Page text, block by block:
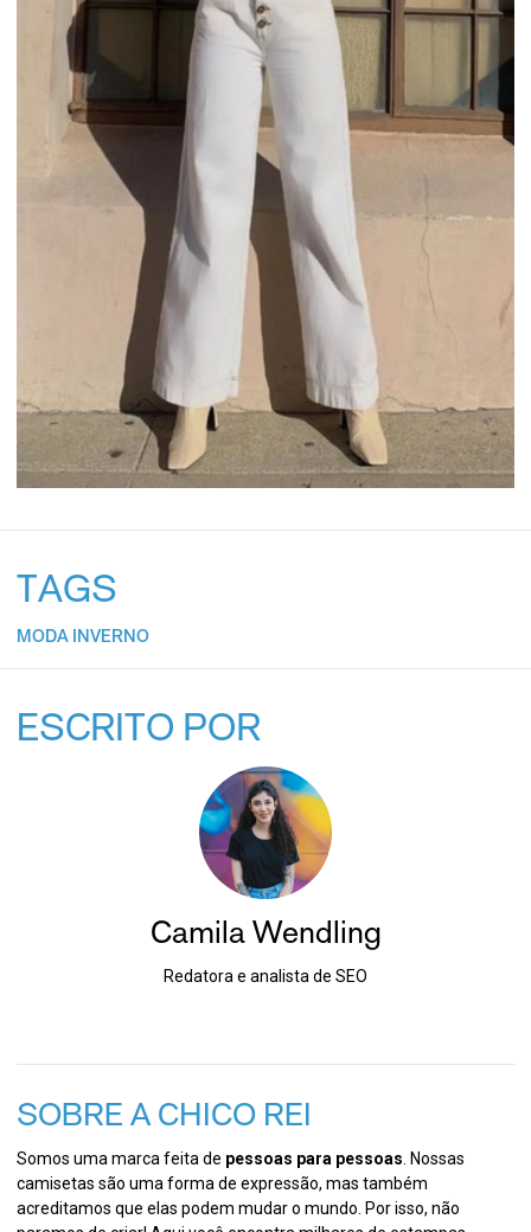
TAGS
MODA INVERNO
ESCRITO POR
Camila Wendling
Redatora e analista de SEO
SOBRE A CHICO REI
Somos uma marca feita de pessoas para pessoas . Nossas
camisetas são uma forma de expressão, mas também
acreditamos que elas podem mudar o mundo. Por isso, não